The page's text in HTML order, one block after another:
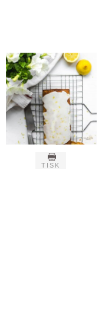
TISK